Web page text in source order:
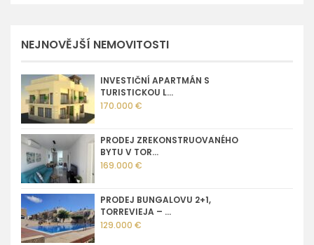
NEJNOVĚJŠÍ NEMOVITOSTI
INVESTIČNÍ APARTMÁN S
TURISTICKOU L...
170.000 €
PRODEJ ZREKONSTRUOVANÉHO
BYTU V TOR...
169.000 €
PRODEJ BUNGALOVU 2+1,
TORREVIEJA – ...
129.000 €